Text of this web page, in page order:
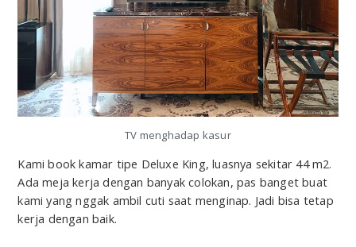
TV menghadap kasur
Kami book kamar tipe Deluxe King, luasnya sekitar 44 m2.
Ada meja kerja dengan banyak colokan, pas banget buat
kami yang nggak ambil cuti saat menginap. Jadi bisa tetap
kerja dengan baik.